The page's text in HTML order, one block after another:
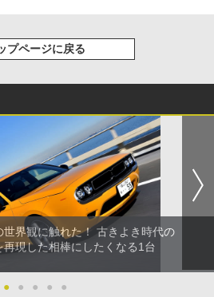
プページに戻る
界観に触れた！ 古きよき時代の
現した相棒にしたくなる1台
● ● ● ● ●